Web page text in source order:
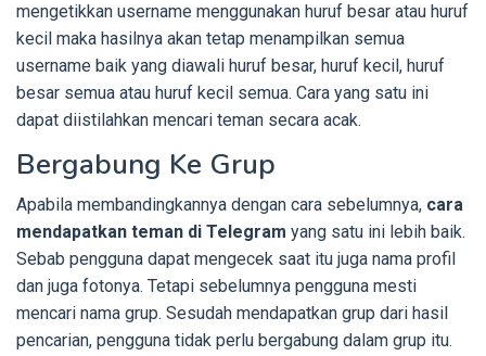
mengetikkan username menggunakan huruf besar atau huruf
kecil maka hasilnya akan tetap menampilkan semua
username baik yang diawali huruf besar, huruf kecil, huruf
besar semua atau huruf kecil semua. Cara yang satu ini
dapat diistilahkan mencari teman secara acak.
Bergabung Ke Grup
Apabila membandingkannya dengan cara sebelumnya, cara
mendapatkan teman di Telegram yang satu ini lebih baik.
Sebab pengguna dapat mengecek saat itu juga nama profil
dan juga fotonya. Tetapi sebelumnya pengguna mesti
mencari nama grup. Sesudah mendapatkan grup dari hasil
pencarian, pengguna tidak perlu bergabung dalam grup itu.